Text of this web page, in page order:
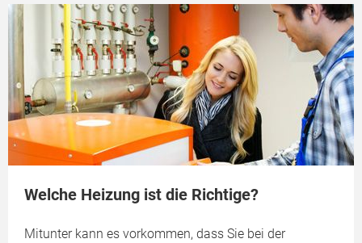
Welche Heizung ist die Richtige?
Mitunter kann es vorkommen, dass Sie bei der